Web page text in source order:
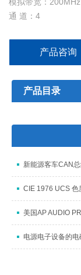
模拟带宽：200MHz
通 道：4
产品咨询
产品目录
新能源客车CAN
CIE 1976 UCS 色
美国AP AUDIO
电源电子设备的